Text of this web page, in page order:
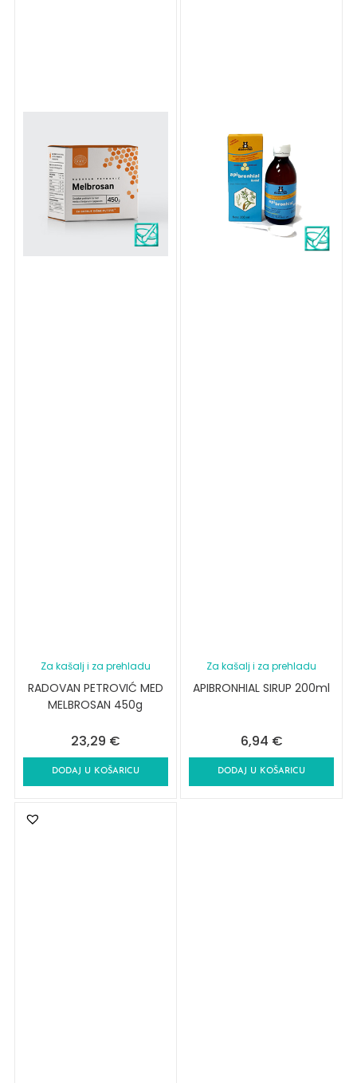
Za kašalj i za prehladu
RADOVAN PETROVIĆ MED
MELBROSAN 450g
23,29 €
DODAJ U KOŠARICU
Za kašalj i za prehladu
APIBRONHIAL SIRUP 200ml
6,94 €
DODAJ U KOŠARICU